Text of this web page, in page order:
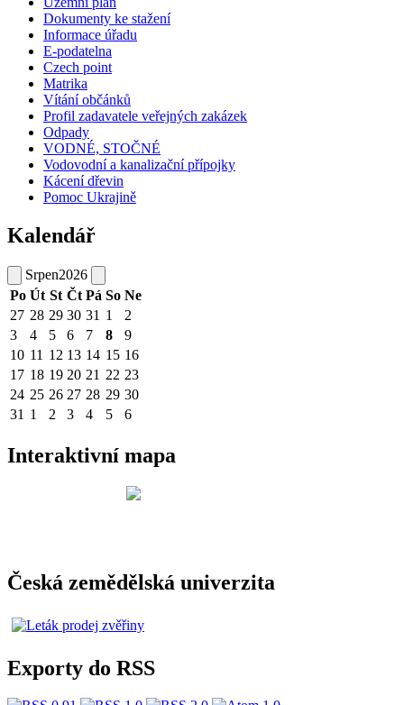
Dokumenty ke stažení
Informace úřadu
E-podatelna
Czech point
Matrika
Vítání občánků
Profil zadavatele veřejných zakázek
Odpady
VODNÉ, STOČNÉ
Vodovodní a kanalizační přípojky
Kácení dřevin
Pomoc Ukrajině
Kalendář
Srpen2026
Po Út St Čt Pá So Ne
27 28 29 30 31 1
2
3
4 5 6 7 8
9
10 11 12 13 14 15 16
17 18 19 20 21 22 23
24 25 26 27 28 29 30
31 1 2 3 4 5 6
Interaktivní mapa
Česká zemědělská univerzita
Exporty do RSS